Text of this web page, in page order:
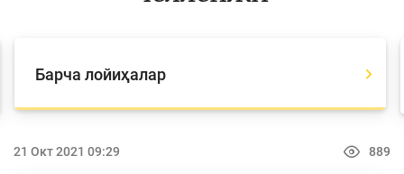
Барча лойиҳалар
21 Окт 2021 09:29 889